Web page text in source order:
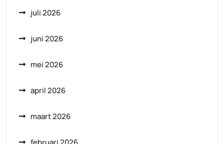
juli 2026
juni 2026
mei 2026
april 2026
maart 2026